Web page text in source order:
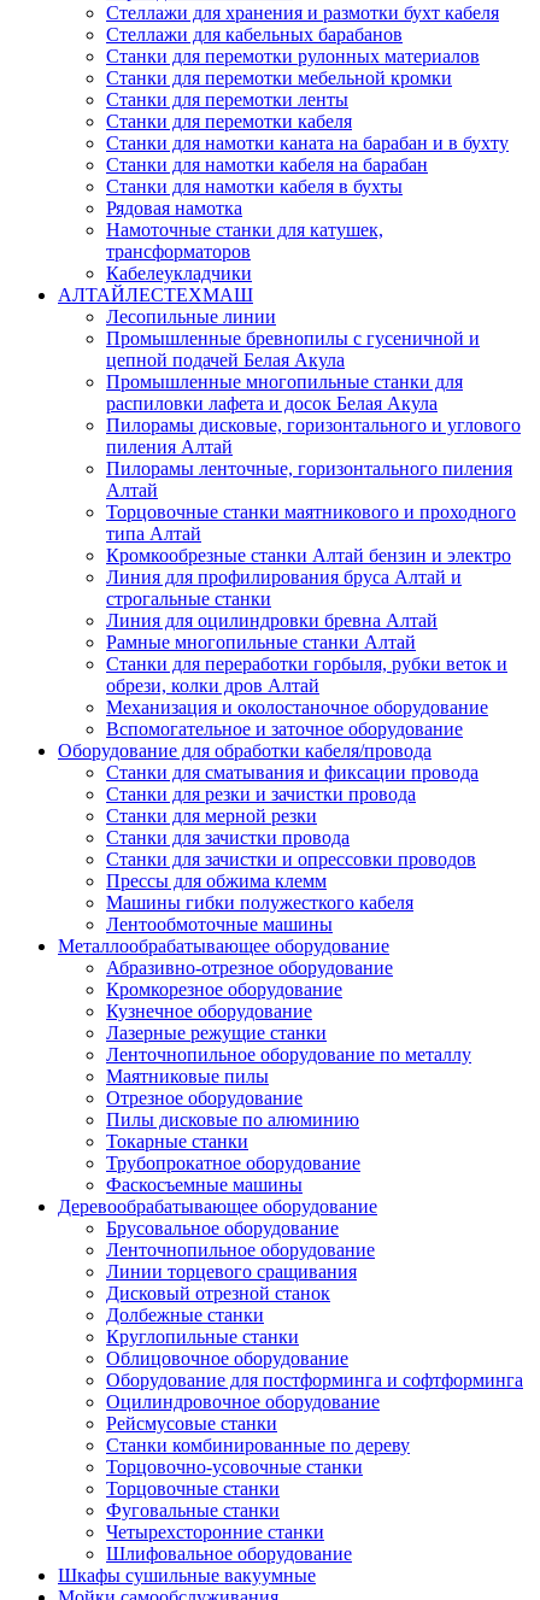
Стеллажи для хранения и размотки бухт кабеля
Стеллажи для кабельных барабанов
Станки для перемотки рулонных материалов
Станки для перемотки мебельной кромки
Станки для перемотки ленты
Станки для перемотки кабеля
Станки для намотки каната на барабан и в бухту
Станки для намотки кабеля на барабан
Станки для намотки кабеля в бухты
Рядовая намотка
Намоточные станки для катушек,
трансформаторов
Кабелеукладчики
АЛТАЙЛЕСТЕХМАШ
Лесопильные линии
Промышленные бревнопилы с гусеничной и
цепной подачей Белая Акула
Промышленные многопильные станки для
распиловки лафета и досок Белая Акула
Пилорамы дисковые, горизонтального и углового
пиления Алтай
Пилорамы ленточные, горизонтального пиления
Алтай
Торцовочные станки маятникового и проходного
типа Алтай
Кромкообрезные станки Алтай бензин и электро
Линия для профилирования бруса Алтай и
строгальные станки
Линия для оцилиндровки бревна Алтай
Рамные многопильные станки Алтай
Станки для переработки горбыля, рубки веток и
обрези, колки дров Алтай
Механизация и околостаночное оборудование
Вспомогательное и заточное оборудование
Оборудование для обработки кабеля/провода
Станки для сматывания и фиксации провода
Станки для резки и зачистки провода
Станки для мерной резки
Станки для зачистки провода
Станки для зачистки и опрессовки проводов
Прессы для обжима клемм
Машины гибки полужесткого кабеля
Лентообмоточные машины
Металлообрабатывающее оборудование
Абразивно-отрезное оборудование
Кромкорезное оборудование
Кузнечное оборудование
Лазерные режущие станки
Ленточнопильное оборудование по металлу
Маятниковые пилы
Отрезное оборудование
Пилы дисковые по алюминию
Токарные станки
Трубопрокатное оборудование
Фаскосъемные машины
Деревообрабатывающее оборудование
Брусовальное оборудование
Ленточнопильное оборудование
Линии торцевого сращивания
Дисковый отрезной станок
Долбежные станки
Круглопильные станки
Облицовочное оборудование
Оборудование для постформинга и софтформинга
Оцилиндровочное оборудование
Рейсмусовые станки
Станки комбинированные по дереву
Торцовочно-усовочные станки
Торцовочные станки
Фуговальные станки
Четырехсторонние станки
Шлифовальное оборудование
Шкафы сушильные вакуумные